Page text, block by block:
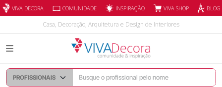
VIVA DECORA COMUNIDADE INSPIRAÇÃO VIVA SHOP
Casa, Decoração, Arquitetura e Design de Interiores